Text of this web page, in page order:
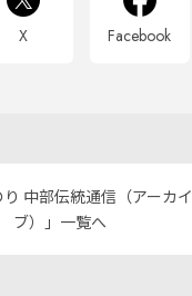
X Facebook
り 中部伝統通信（アーカイ
ブ）」一覧へ